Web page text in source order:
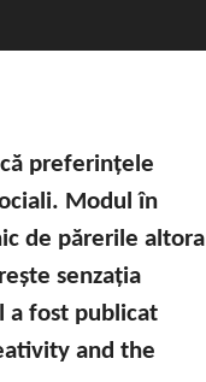
preferințele
Modul în
de părerile altora
senzația
a fost publicat
and the